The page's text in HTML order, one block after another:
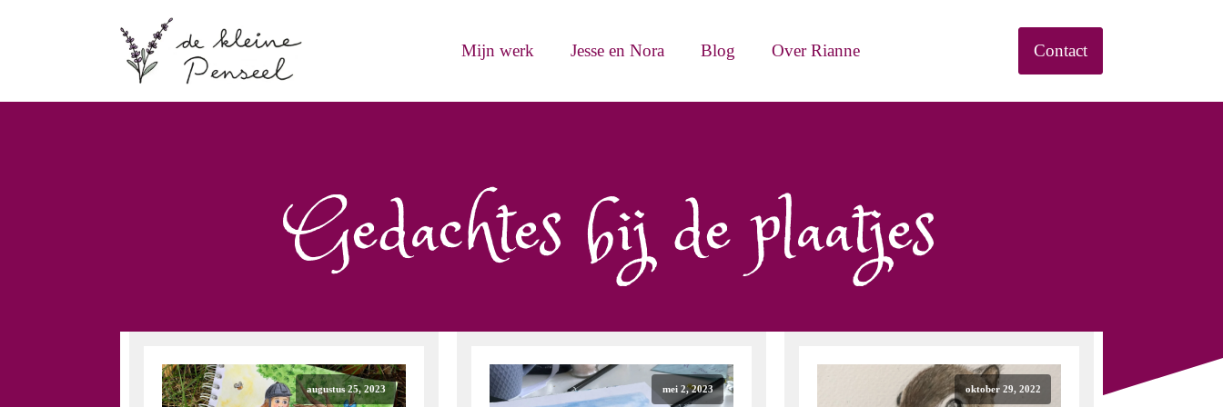
Mijn werk Jesse en Nora Blog Over Rianne Contact
Gedachtes bij de plaatjes
augustus 25, 2023 mei 2, 2023 oktober 29, 2022